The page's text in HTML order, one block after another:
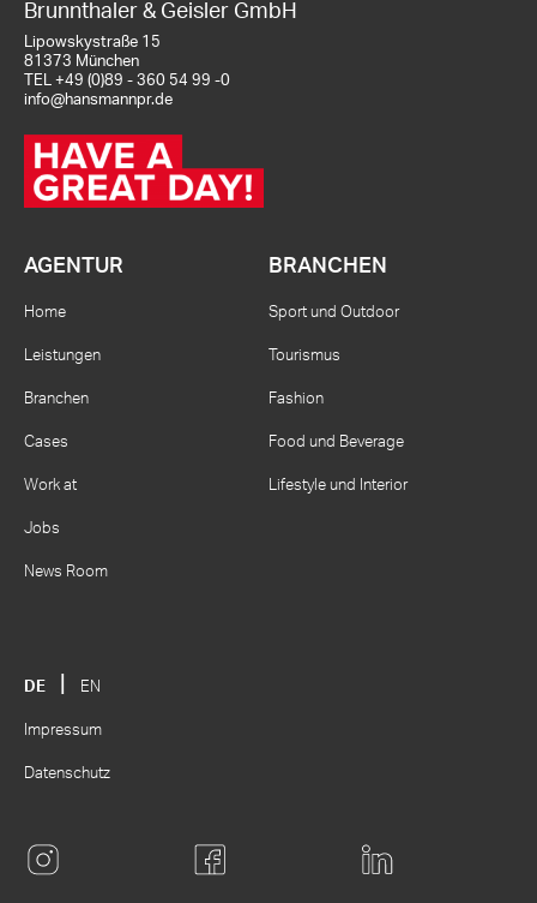
Brunnthaler & Geisler GmbH
Lipowskystraße 15
81373 München
TEL +49 (0)89 - 360 54 99 -0
info@hansmannpr.de
AGENTUR
Home
Leistungen
Branchen
Cases
Work at
Jobs
News Room
BRANCHEN
Sport und Outdoor
Tourismus
Fashion
Food und Beverage
Lifestyle und Interior
DE EN
Impressum
Datenschutz